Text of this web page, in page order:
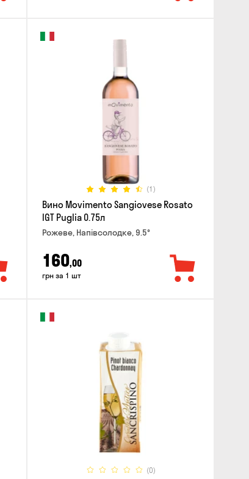
(1)
Вино Movimento Sangiovese Rosato
IGT Puglia 0.75л
Рожеве, Напівсолодке, 9.5°
160,00
грн за 1 шт
(0)